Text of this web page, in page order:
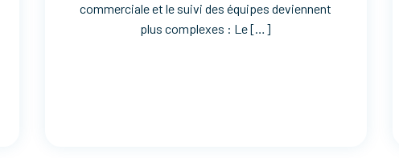
commerciale et le suivi des équipes deviennent
plus complexes : Le […]